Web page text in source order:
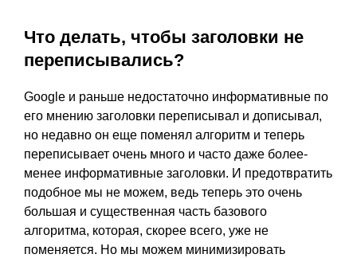
Что делать, чтобы заголовки не
переписывались?
Google и раньше недостаточно информативные по
его мнению заголовки переписывал и дописывал,
но недавно он еще поменял алгоритм и теперь
переписывает очень много и часто даже более-
менее информативные заголовки. И предотвратить
подобное мы не можем, ведь теперь это очень
большая и существенная часть базового
алгоритма, которая, скорее всего, уже не
поменяется. Но мы можем минимизировать